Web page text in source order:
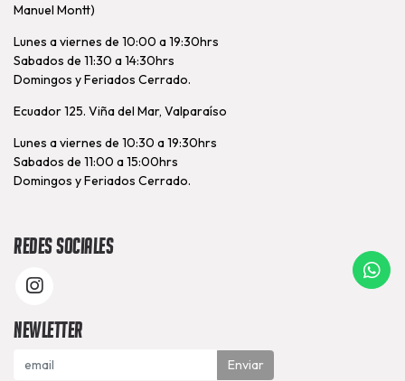
Manuel Montt)
Lunes a viernes de 10:00 a 19:30hrs
Sabados de 11:30 a 14:30hrs
Domingos y Feriados Cerrado.
Ecuador 125. Viña del Mar, Valparaíso
Lunes a viernes de 10:30 a 19:30hrs
Sabados de 11:00 a 15:00hrs
Domingos y Feriados Cerrado.
Redes Sociales
Newletter
Enviar